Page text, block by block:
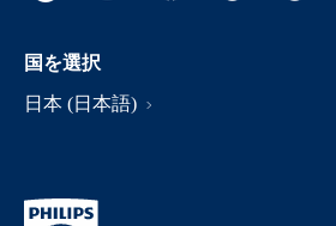
国を選択
日本 (日本語)